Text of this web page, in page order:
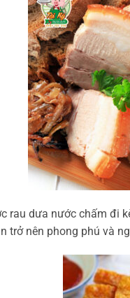
rau dưa nước chấm đi
trở nên phong phú và